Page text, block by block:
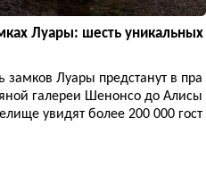
Луары: шесть уникальных
Луары предстанут в пра
галереи Шенонсо до Алисы
увидят более 200 000 гост